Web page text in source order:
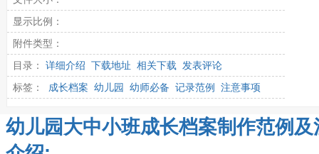
显示比例：
附件类型：
目录：
详细介绍 下载地址 相关下载
发表评论
标签：
成长档案 幼儿园 幼师必备 记录范例 注意事项
幼儿园大中小班成长档案制作范例